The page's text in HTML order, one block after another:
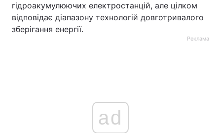
гідроакумулюючих електростанцій, але цілком
відповідає діапазону технологій довготривалого
зберігання енергії.
Реклама
ad